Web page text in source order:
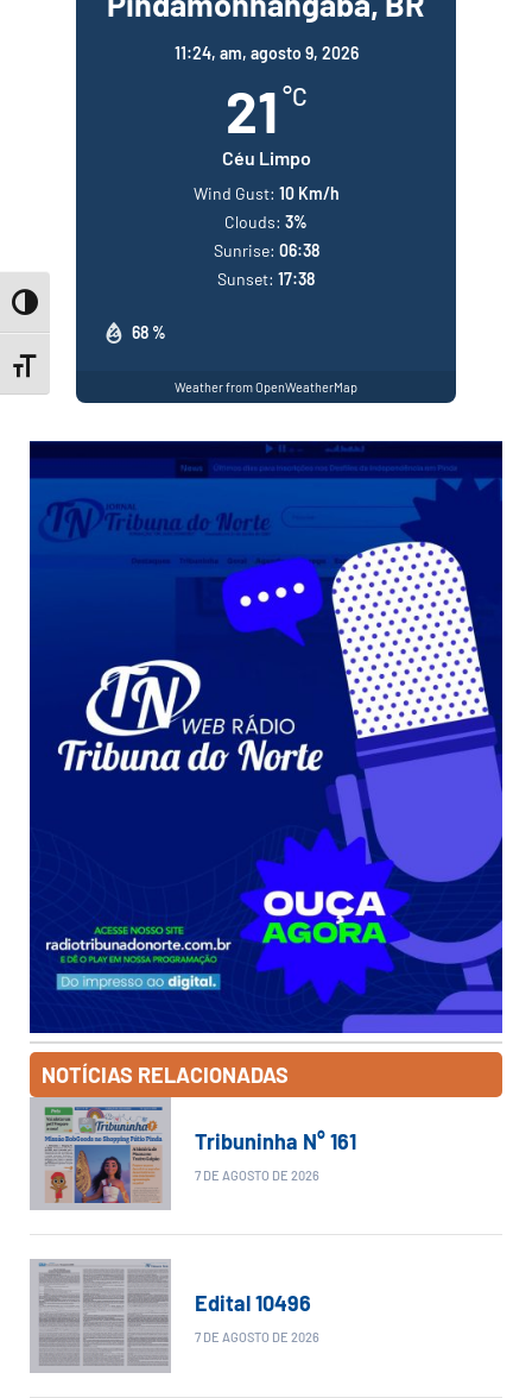
Toggle High Contrast
Toggle Font size
11:24, am, agosto 9, 2026
21 °C
Céu Limpo
68 %
Wind Gust: 10 Km/h
Clouds: 3%
Sunrise: 06:38
Sunset: 17:38
Weather from OpenWeatherMap
NOTÍCIAS RELACIONADAS
Tribuninha N° 161
7 DE AGOSTO DE 2026
Edital 10496
7 DE AGOSTO DE 2026